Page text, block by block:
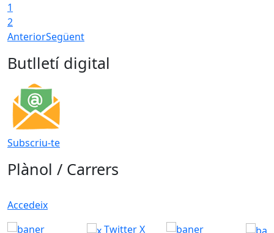
1
2
AnteriorSegüent
Butlletí digital
Subscriu-te
Plànol / Carrers
Accedeix
Twitter X